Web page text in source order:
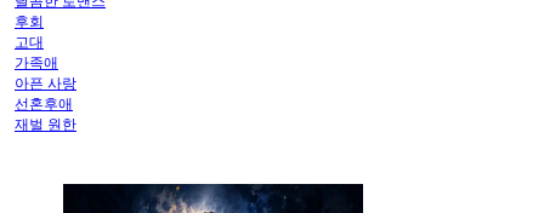
후회
고대
가족애
아픈 사랑
선혼후애
재벌 원한